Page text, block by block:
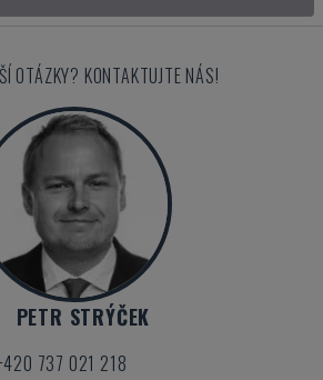
OTÁZKY? KONTAKTUJTE NÁS!
PETR STRÝČEK
737 021 218